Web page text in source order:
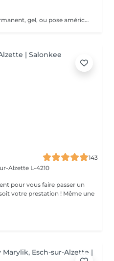
Réparation ongles en semi-permanent, gel, ou pose américaine. Les réparations ne sont pas facturées si la pose a été réalisée dans notre institut ET si la pose date de moins d'une semaine et demi.
143
Alzette L-4210
pour vous faire passer un
votre prestation ! Même une